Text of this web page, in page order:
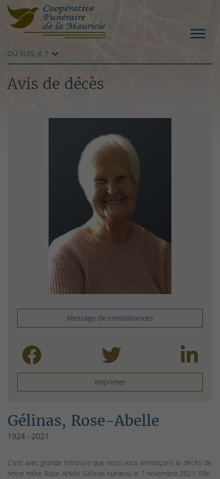
OÙ SUIS-JE ?
Avis de décès
Message de condoléances
Imprimer
Gélinas, Rose-Abelle
1924 - 2021
C'est avec grande tristesse que nous vous annonçons le décès de
notre mère Rose-Abelle Gélinas survenu le 7 novembre 2021. Elle